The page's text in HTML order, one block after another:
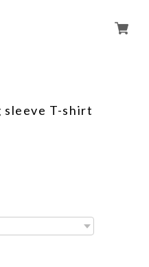
sleeve T-shirt